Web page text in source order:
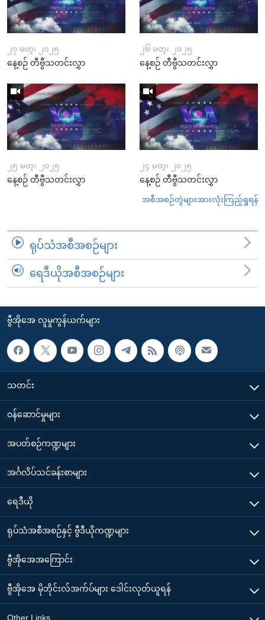
၂၇ မတ္၊ ၂၀၂၅
နေ့စဉ် တီဗွီသတင်းလွှာ
၂၆ မတ္၊ ၂၀၂၅
နေ့စဉ် တီဗွီသတင်းလွှာ
၂၅ မတ္၊ ၂၀၂၅
နေ့စဉ် တီဗွီသတင်းလွှာ
၂၄ မတ္၊ ၂၀၂၅
နေ့စဉ် တီဗွီသတင်းလွှာ
အစီအစဉ်တွဲများအားလုံးကြည့်ရှုရန်
ရုပ်သံအစီအစဉ်များ
ရေဒီယိုအစီအစဉ်များ
ဗွီအိုအေ လူမှုကွန်ယက်များ
သတင်း
၀န်ဆောင်မှုများ
အပတ်စဉ်ကဏ္ဍများ
အင်္ဂလိပ်သင်ခန်းစာများ
ရေဒီယို
ရုပ်သံအစီအစဉ်နှင့် ဗွီဒီယိုကဏ္ဍများ
ဗွီအိုအေအကြောင်း
ဗွီအိုအေ မိုဘိုင်းလ်အက်ပ်များ ဒေါင်းလုတ်ယူရန်
Other Links